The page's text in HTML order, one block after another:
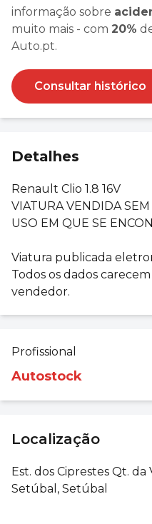
informação sobre
muito mais - com 20%
Auto.pt.
Consultar histórico
Detalhes
Renault Clio 1.8 16V
VIATURA VENDIDA
USO EM QUE SE
Viatura publicada
Todos os dados
vendedor.
Profissional
Autostock
Localização
Est. dos Ciprestes Qt.
Setúbal, Setúbal